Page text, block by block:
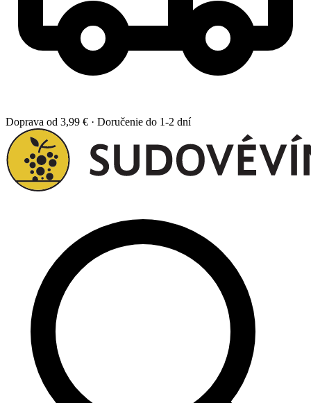
Doprava od 3,99 € · Doručenie do 1-2 dní